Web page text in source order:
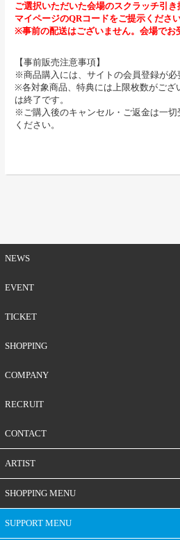
ご選択いただいた会場のスクラッチ引
マイページのQRコードをご提示ください
※事前の配送はございません。会場でお
【事前販売注意事項】
※商品購入には、サイトの会員登録が必
※各対象商品、特典には上限枚数がござ
は終了です。
※ご購入後のキャンセル・ご返金は一
ください。
NEWS
EVENT
TICKET
SHOPPING
COMPANY
RECRUIT
CONTACT
ARTIST
SHOPPING MENU
SUPPORT MENU